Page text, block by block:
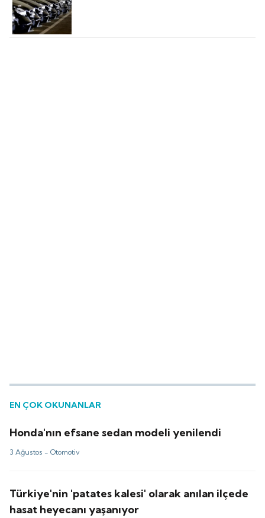
EN ÇOK OKUNANLAR
Honda'nın efsane sedan modeli yenilendi
3 Ağustos -Otomotiv
Türkiye'nin 'patates kalesi' olarak anılan ilçede
hasat heyecanı yaşanıyor